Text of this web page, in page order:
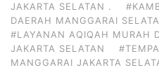
JAKARTA SELATAN .
DAERAH MANGGARAI
#LAYANAN AQIQAH MURAH
JAKARTA SELATAN
MANGGARAI JAKARTA